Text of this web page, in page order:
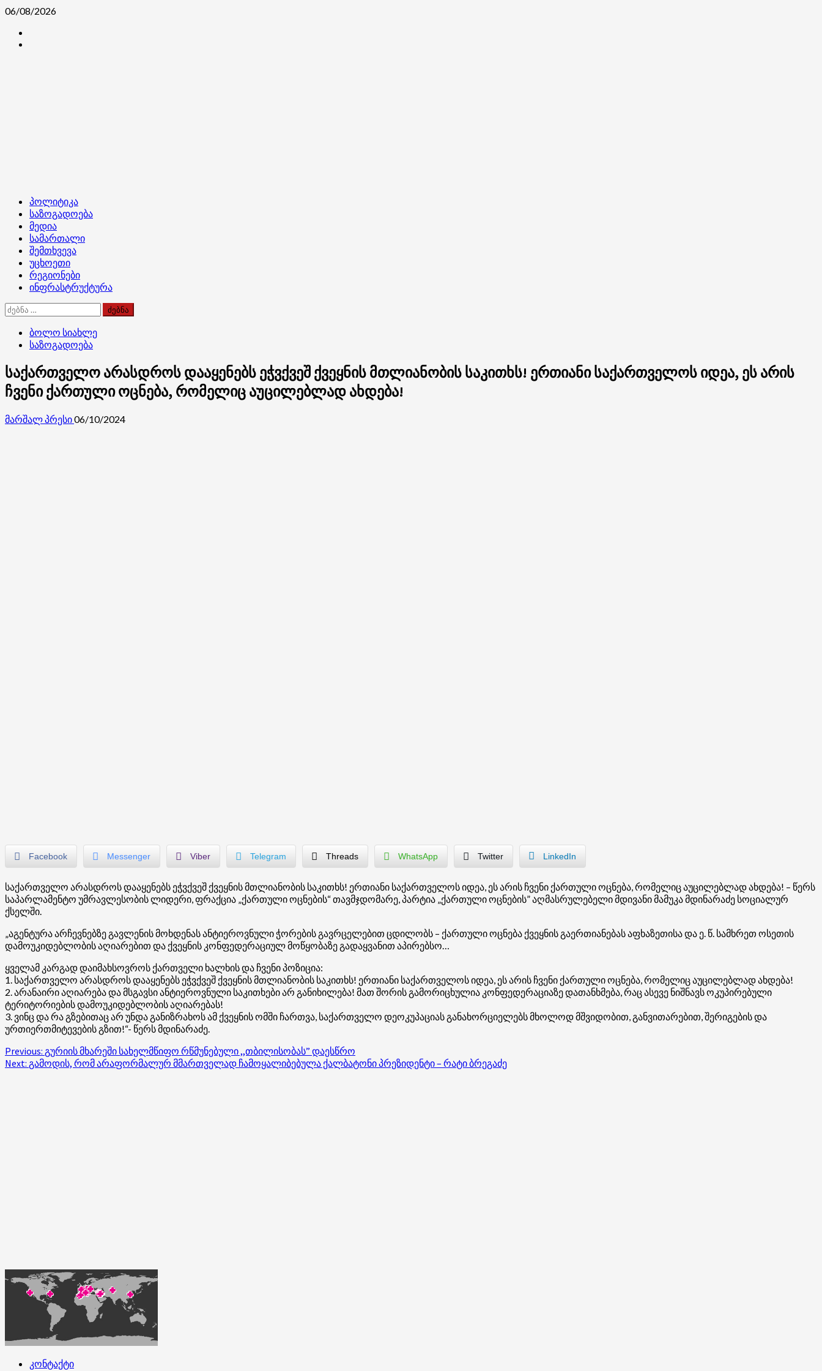
Skip
content
06/08/2026
Primary
Menu
პოლიტიკა
საზოგადოება
მედია
სამართალი
შემთხვევა
უცხოეთი
რეგიონები
ინფრასტრუქტურა
ძებნა:
ბოლო სიახლე
საზოგადოება
საქართველო არასდროს დააყენებს ეჭვქვეშ ქვეყნის მთლიანობის საკითხს! ერთიანი საქართველოს იდეა, ეს არის
ჩვენი ქართული ოცნება, რომელიც აუცილებლად ახდება!
მარშალ პრესი06/10/2024
Facebook Messenger Viber Telegram Threads WhatsApp Twitter LinkedIn
საქართველო არასდროს დააყენებს ეჭვქვეშ ქვეყნის მთლიანობის საკითხს! ერთიანი საქართველოს იდეა, ეს არის ჩვენი ქართული ოცნება, რომელიც აუცილებლად ახდება! – წერს
საპარლამენტო უმრავლესობის ლიდერი, ფრაქცია „ქართული ოცნების“ თავმჯდომარე, პარტია „ქართული ოცნების” აღმასრულებელი მდივანი მამუკა მდინარაძე სოციალურ
ქსელში.
„აგენტურა არჩევნებზე გავლენის მოხდენას ანტიეროვნული ჭორების გავრცელებით ცდილობს – ქართული ოცნება ქვეყნის გაერთიანებას აფხაზეთისა და ე. წ. სამხრეთ ოსეთის
დამოუკიდებლობის აღიარებით და ქვეყნის კონფედერაციულ მოწყობაზე გადაყვანით აპირებსო…
ყველამ კარგად დაიმახსოვროს ქართველი ხალხის და ჩვენი პოზიცია:
1. საქართველო არასდროს დააყენებს ეჭვქვეშ ქვეყნის მთლიანობის საკითხს! ერთიანი საქართველოს იდეა, ეს არის ჩვენი ქართული ოცნება, რომელიც აუცილებლად ახდება!
2. არანაირი აღიარება და მსგავსი ანტიეროვნული საკითხები არ განიხილება! მათ შორის გამორიცხულია კონფედერაციაზე დათანხმება, რაც ასევე ნიშნავს ოკუპირებული
ტერიტორიების დამოუკიდებლობის აღიარებას!
3. ვინც და რა გზებითაც არ უნდა განიზრახოს ამ ქვეყნის ომში ჩართვა, საქართველო დეოკუპაციას განახორციელებს მხოლოდ მშვიდობით, განვითარებით, შერიგების და
ურთიერთმიტევების გზით!“- წერს მდინარაძე.
Post
navigation
Previous: გურიის მხარეში სახელმწიფო რწმუნებული ,,თბილისობას” დაესწრო
Next: გამოდის, რომ არაფორმალურ მმართველად ჩამოყალიბებულა ქალბატონი პრეზიდენტი – რატი ბრეგაძე
კონტაქტი